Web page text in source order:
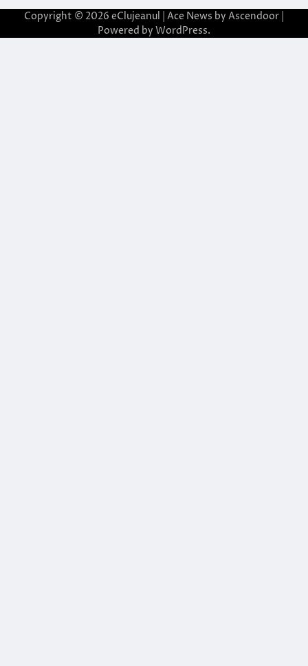
Copyright © 2026 eClujeanul | Ace News by Ascendoor
Powered by WordPress.